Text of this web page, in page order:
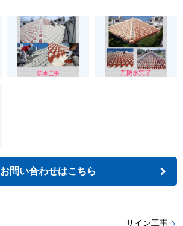
お問い合わせはこちら
サイン工事